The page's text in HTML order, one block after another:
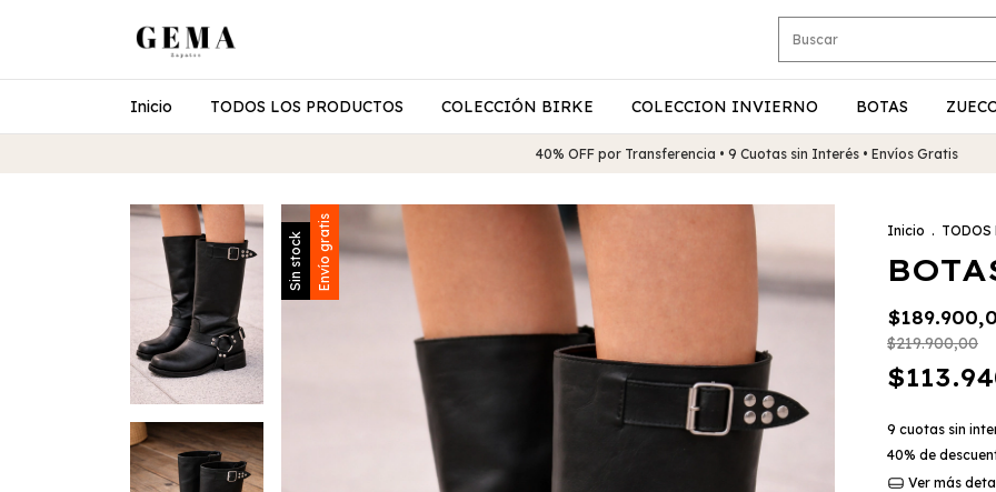
Inicio TODOS LOS PRODUCTOS COLECCIÓN BIRKE COLECCION INVIERNO BOTAS
40% OFF por Transferencia • 9 Cuotas sin Interés • Envíos Gratis
Sin stock Envío gratis Inicio . TODOS
$219.900,00
9 cuotas sin
40% de
Ver más